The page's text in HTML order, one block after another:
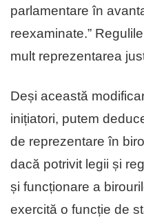
parlamentare în
reexaminate.”
mult reprezentarea
Deși această
inițiatori, putem
de reprezentare în
dacă potrivit legii și
și funcționare a
exercită o funcție de